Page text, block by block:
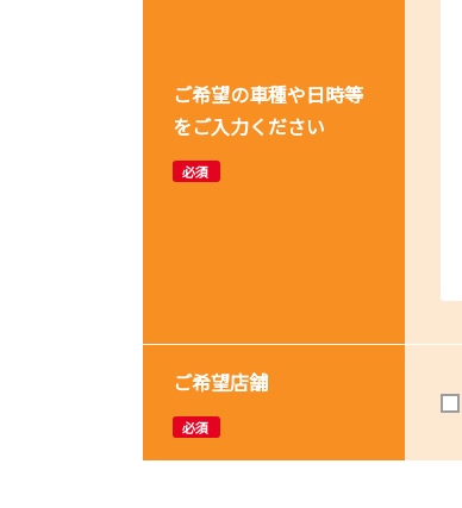
ご希望の車種や日時等
をご入力ください
必須
ご希望店舗
必須